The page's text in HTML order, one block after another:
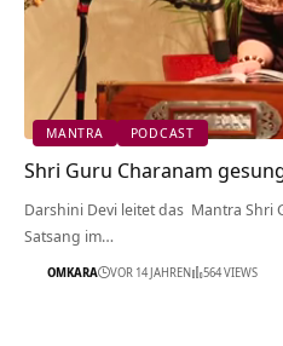
MANTRA PODCAST
Shri Guru Charanam
Darshini Devi leitet das Mantra Shri
Satsang im…
OMKARA VOR 14 JAHREN 564 VIEWS